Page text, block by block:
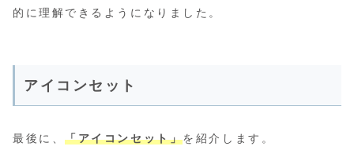
的に理解できるようになりました。
アイコンセット
最後に、「アイコンセット」を紹介します。